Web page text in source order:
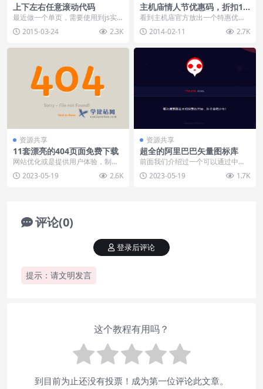
上下左右任意滚动代码
最近做一个单页，需要使用到js实
现左右产品滚动效果，发现很多代
码在一起会发生冲突...
2015-03-24 2.3K
主机庙情人节优惠码，折扣1
0%
看到主机庙官方放出一个特惠优惠
码是8.5%，而学建站网是主机庙空
间的忠实用户，所...
2014-02-11 2.7K
资源共享
11套漂亮的404页面免费下载
网站优化或是提供用户体验，制作
一个404页面都是很有必要的，这
里提供几个比较常用...
2023-05-19 2.6K
资源共享
超全的阿里巴巴矢量图标库
前面我们介绍过一个可以通过中文
搜索方式找到精美ICO图标的网
站：一个开源的ICO...
2023-05-19 1.7K
评论(0)
提示：请文明发言
登录后评论
这个教程有用吗？
到目前为止还没有投票！成为第一位评论此文章。